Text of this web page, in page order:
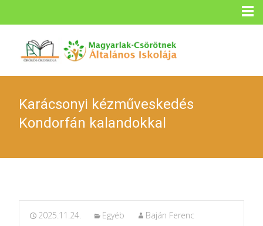
Karácsonyi kézműveskedés
Kondorfán kalandokkal
2025.11.24. Egyéb Baján Ferenc